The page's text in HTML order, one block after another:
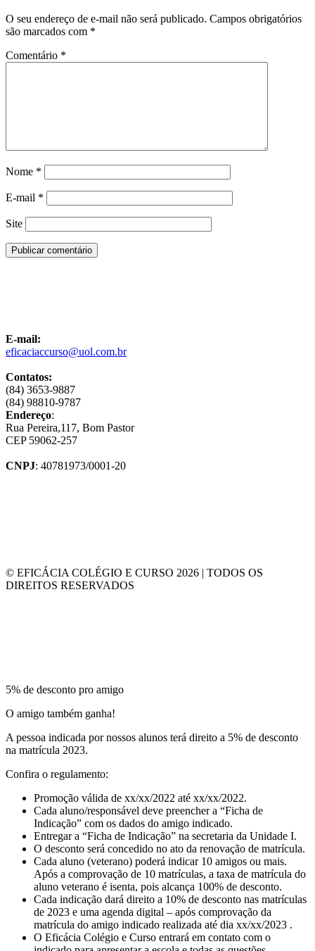
O seu endereço de e-mail não será publicado. Campos obrigatórios
são marcados com *
Comentário *
Nome *
E-mail *
Site
E-mail:
eficaciaccurso@uol.com.br
Contatos:
(84) 3653-9887
(84) 98810-9787
Endereço:
Rua Pereira,117, Bom Pastor
CEP 59062-257
CNPJ: 40781973/0001-20
© EFICÁCIA COLÉGIO E CURSO 2026 | TODOS OS
DIREITOS RESERVADOS
5% de desconto pro amigo
O amigo também ganha!
A pessoa indicada por nossos alunos terá direito a 5% de desconto
na matrícula 2023.
Confira o regulamento:
Promoção válida de xx/xx/2022 até xx/xx/2022.
Cada aluno/responsável deve preencher a “Ficha de
Indicação” com os dados do amigo indicado.
Entregar a “Ficha de Indicação” na secretaria da Unidade I.
O desconto será concedido no ato da renovação de matrícula.
Cada aluno (veterano) poderá indicar 10 amigos ou mais.
Após a comprovação de 10 matrículas, a taxa de matrícula do
aluno veterano é isenta, pois alcança 100% de desconto.
Cada indicação dará direito a 10% de desconto nas matrículas
de 2023 e uma agenda digital – após comprovação da
matrícula do amigo indicado realizada até dia xx/xx/2023 .
O Eficácia Colégio e Curso entrará em contato com o